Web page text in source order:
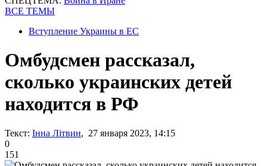
ВСЕ ТЕМЫ
Вступление Украины в ЕС
Омбудсмен рассказал,
сколько украинских детей
находится в РФ
Текст: Інна Літвин, 27 января 2023, 14:15
0
151